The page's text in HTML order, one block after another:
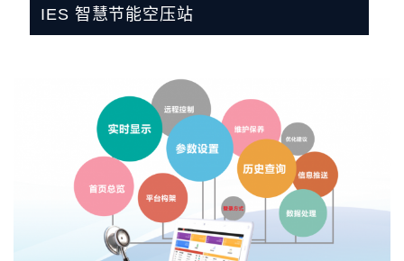
IES 智慧节能空压站